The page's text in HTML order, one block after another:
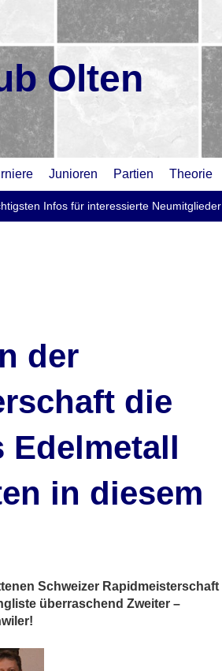
Olten
Junioren Partien Theorie
Infos für interessierte Neumitglieder
der
die
Edelmetall
in diesem
Schweizer Rapidmeisterschaft
überraschend Zweiter –